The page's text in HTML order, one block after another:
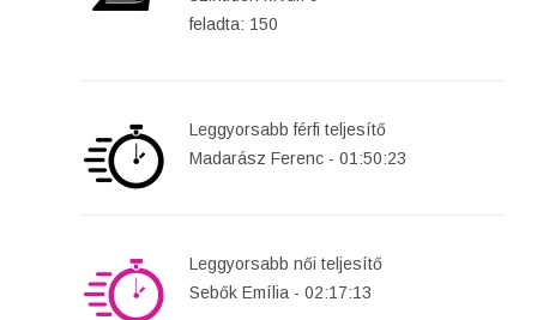
feladta: 150
Leggyorsabb férfi teljesítő
Madarász Ferenc - 01:50:23
Leggyorsabb női teljesítő
Sebők Emília - 02:17:13